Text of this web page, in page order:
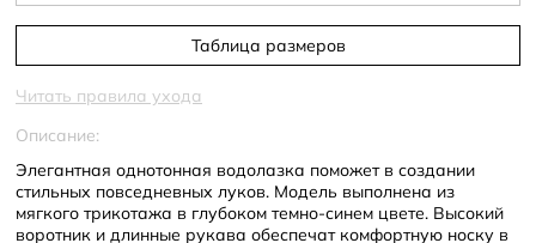
Таблица размеров
Читать правила ухода
Описание:
Элегантная однотонная водолазка поможет в создании
стильных повседневных луков. Модель выполнена из
мягкого трикотажа в глубоком темно-синем цвете. Высокий
воротник и длинные рукава обеспечат комфортную носку в